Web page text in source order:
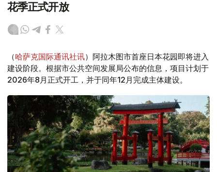
花季正式开放
（哈萨克国际通讯社讯）阿拉木图市首座日本花园即将进入
建设阶段。根据市公共空间发展局公布的信息，项目计划于
2026年8月正式开工，并于同年12月完成主体建设。